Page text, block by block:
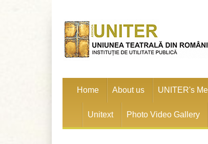
Home About us UNITER's
Unitext Photo Video Gallery